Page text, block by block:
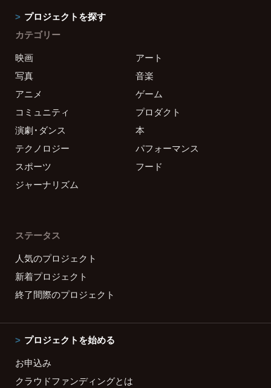
プロジェクトを探す
カテゴリー
映画
アート
写真
音楽
アニメ
ゲーム
コミュニティ
プロダクト
演劇・ダンス
本
テクノロジー
パフォーマンス
スポーツ
フード
ジャーナリズム
ステータス
人気のプロジェクト
新着プロジェクト
終了間際のプロジェクト
プロジェクトを始める
お申込み
クラウドファンディングとは